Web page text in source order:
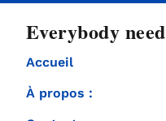
Everybody
Accueil
À propos :